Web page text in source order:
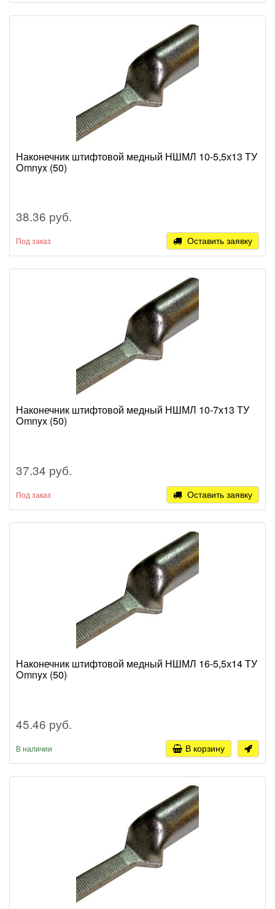
Наконечник штифтовой медный НШМЛ 10-5,5х13 ТУ
Omnyx (50)
38.36 руб.
Под заказ Оставить заявку
Наконечник штифтовой медный НШМЛ 10-7х13 ТУ
Omnyx (50)
37.34 руб.
Под заказ Оставить заявку
Наконечник штифтовой медный НШМЛ 16-5,5х14 ТУ
Omnyx (50)
45.46 руб.
В наличии В корзину